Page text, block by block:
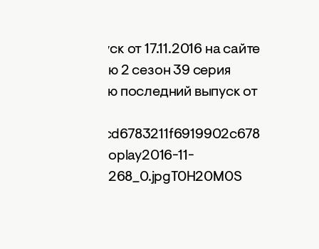
сезон 39 выпуск от 17.11.2016 на сайте
днем и ночью 2 сезон 39 серия
днем и ночью последний выпуск от
embed/bb26cd6783211f6919902c678
noautoplay2016-11-
articles/71268_0.jpgT0H20M0S